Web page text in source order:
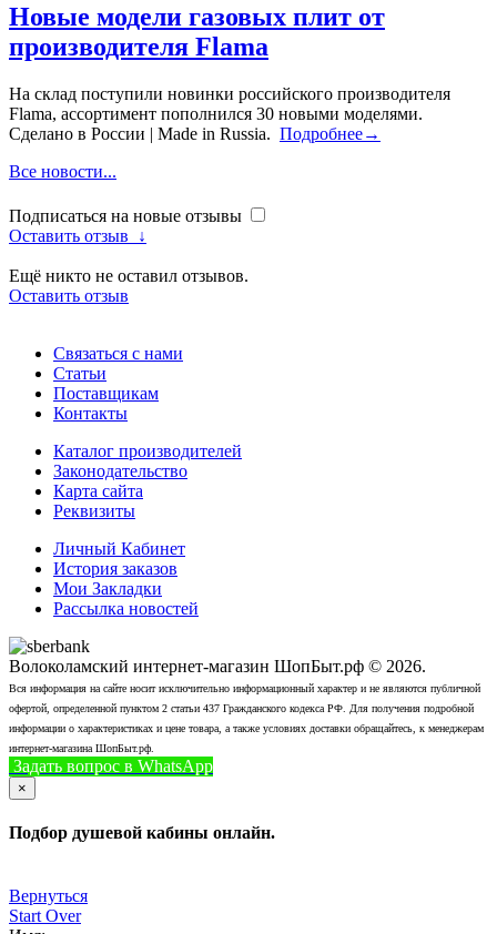
Новые модели газовых плит от
производителя Flama
На склад поступили новинки российского производителя
Flama, ассортимент пополнился 30 новыми моделями.
Сделано в России | Made in Russia. Подробнее→
Все новости...
Подписаться на новые отзывы
Оставить отзыв
↓
Ещё никто не оставил отзывов.
Оставить отзыв
Связаться с нами
Статьи
Поставщикам
Контакты
Каталог производителей
Законодательство
Карта сайта
Реквизиты
Личный Кабинет
История заказов
Мои Закладки
Рассылка новостей
Волоколамский интернет-магазин ШопБыт.рф © 2026.
Вся информация на сайте носит исключительно информационный характер и не являются публичной
офертой, определенной пунктом 2 статьи 437 Гражданского кодекса РФ. Для получения подробной
информации о характеристиках и цене товара, а также условиях доставки обращайтесь, к менеджерам
интернет-магазина ШопБыт.рф.
Задать вопрос в WhatsApp
×
Подбор душевой кабины онлайн.
Вернуться
Start Over